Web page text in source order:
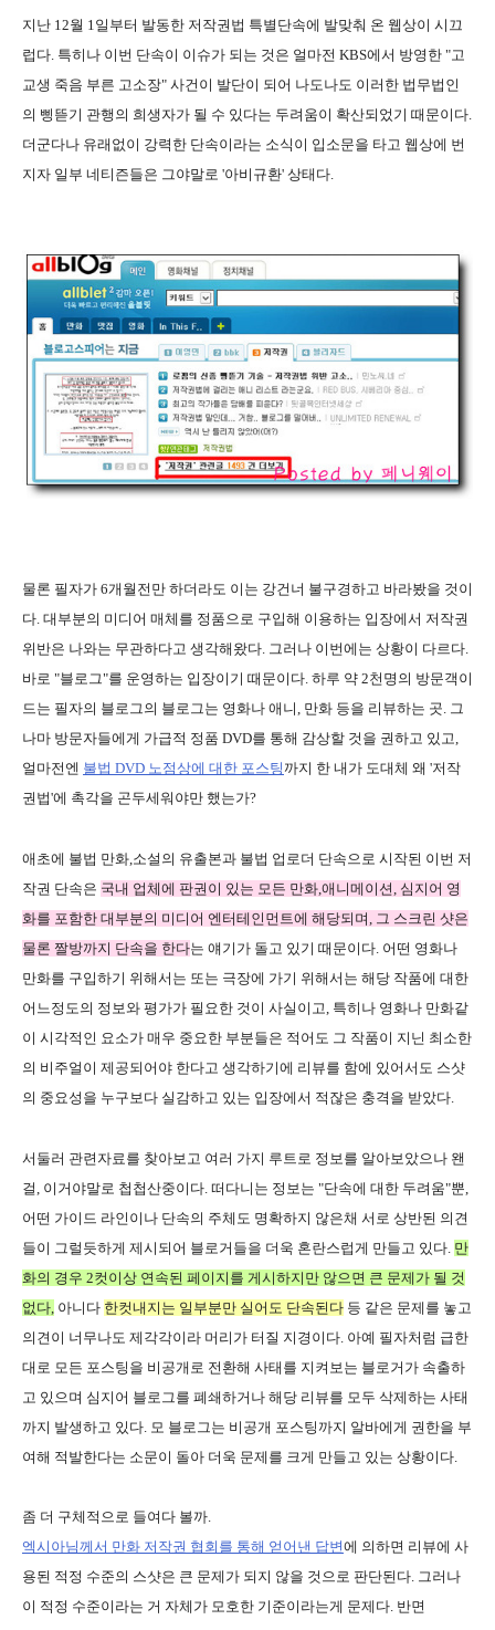
지난 12월 1일부터 발동한 저작권법 특별단속에 발맞춰 온 웹상이 시끄
럽다. 특히나 이번 단속이 이슈가 되는 것은 얼마전 KBS에서 방영한 "고
교생 죽음 부른 고소장" 사건이 발단이 되어 나도나도 이러한 법무법인
의 삥뜯기 관행의 희생자가 될 수 있다는 두려움이 확산되었기 때문이다.
더군다나 유래없이 강력한 단속이라는 소식이 입소문을 타고 웹상에 번
지자 일부 네티즌들은 그야말로 '아비규환' 상태다.
물론 필자가 6개월전만 하더라도 이는 강건너 불구경하고 바라봤을 것이
다. 대부분의 미디어 매체를 정품으로 구입해 이용하는 입장에서 저작권
위반은 나와는 무관하다고 생각해왔다. 그러나 이번에는 상황이 다르다.
바로 "블로그"를 운영하는 입장이기 때문이다. 하루 약 2천명의 방문객이
드는 필자의 블로그의 블로그는 영화나 애니, 만화 등을 리뷰하는 곳. 그
나마 방문자들에게 가급적 정품 DVD를 통해 감상할 것을 권하고 있고,
얼마전엔 불법 DVD 노점상에 대한 포스팅 까지 한 내가 도대체 왜 '저작
권법'에 촉각을 곤두세워야만 했는가?
애초에 불법 만화,소설의 유출본과 불법 업로더 단속으로 시작된 이번 저
작권 단속은 국내 업체에 판권이 있는 모든 만화,애니메이션, 심지어 영
화를 포함한 대부분의 미디어 엔터테인먼트에 해당되며, 그 스크린 샷은
물론 짤방까지 단속을 한다는 얘기가 돌고 있기 때문이다. 어떤 영화나
만화를 구입하기 위해서는 또는 극장에 가기 위해서는 해당 작품에 대한
어느정도의 정보와 평가가 필요한 것이 사실이고, 특히나 영화나 만화같
이 시각적인 요소가 매우 중요한 부분들은 적어도 그 작품이 지닌 최소한
의 비주얼이 제공되어야 한다고 생각하기에 리뷰를 함에 있어서도 스샷
의 중요성을 누구보다 실감하고 있는 입장에서 적잖은 충격을 받았다.
서둘러 관련자료를 찾아보고 여러 가지 루트로 정보를 알아보았으나 왠
걸, 이거야말로 첩첩산중이다. 떠다니는 정보는 "단속에 대한 두려움"뿐,
어떤 가이드 라인이나 단속의 주체도 명확하지 않은채 서로 상반된 의견
들이 그럴듯하게 제시되어 블로거들을 더욱 혼란스럽게 만들고 있다. 만
화의 경우 2컷이상 연속된 페이지를 게시하지만 않으면 큰 문제가 될 것
없다, 아니다 한컷내지는 일부분만 실어도 단속된다 등 같은 문제를 놓고
의견이 너무나도 제각각이라 머리가 터질 지경이다. 아예 필자처럼 급한
대로 모든 포스팅을 비공개로 전환해 사태를 지켜보는 블로거가 속출하
고 있으며 심지어 블로그를 폐쇄하거나 해당 리뷰를 모두 삭제하는 사태
까지 발생하고 있다. 모 블로그는 비공개 포스팅까지 알바에게 권한을 부
여해 적발한다는 소문이 돌아 더욱 문제를 크게 만들고 있는 상황이다.
좀 더 구체적으로 들여다 볼까.
엑시아님께서 만화 저작권 협회를 통해 얻어낸 답변에 의하면 리뷰에 사
용된 적정 수준의 스샷은 큰 문제가 되지 않을 것으로 판단된다. 그러나
이 적정 수준이라는 거 자체가 모호한 기준이라는게 문제다. 반면